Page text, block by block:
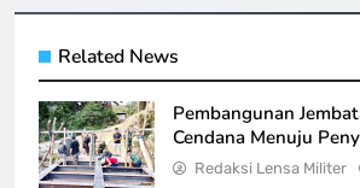
Related News
Pembangunan
Cendana Menuju
Redaksi Lensa Militer